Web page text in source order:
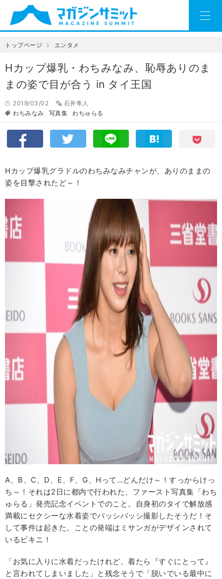
トップページ エンタメ
Hカップ爆乳・わちみなみ、恥辱ありのま
まの姿で目が合う in タイ王国
2019/03/02
石井隼人
わちみなみ
写真集 わちゅらる
Hカップ爆乳グラドルのわちみなみチャンが、ありのままの
姿を目撃されたど～！
A、B、C、D、E、F、G、Hって…どんだけ～！すっからけっ
ち～！それは2日に都内で行われた、ファースト写真集「わち
ゅらる」発売記念イベントでのこと。自身初のタイで解放感
満載にセクシーな水着姿でバッシバッシ撮影したそうだ！そ
して事件は起きた。ことの発端はミサンガがデザインされて
いるビキニ！
「お気に入りに水着だったけれど、着たら『すぐにとって』
と言われてしまいました」と残念そうで「脱いでいる最中に